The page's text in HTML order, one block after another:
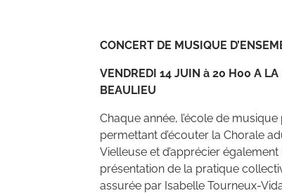
CONCERT DE MUSIQUE
VENDREDI 14 JUIN à 20 H00 A
BEAULIEU
Chaque année, l’école de
permettant d’écouter la Chorale
Vielleuse et d’apprécier
présentation de la pratique
assurée par Isabelle Tourneux-